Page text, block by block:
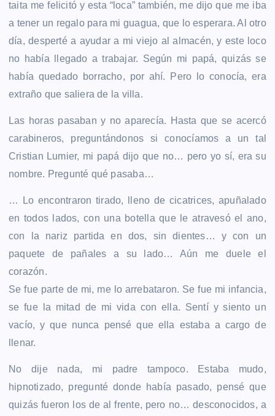
taita me felicitó y esta “loca” también, me dijo que me iba
a tener un regalo para mi guagua, que lo esperara. Al otro
día, desperté a ayudar a mi viejo al almacén, y este loco
no había llegado a trabajar. Según mi papá, quizás se
había quedado borracho, por ahí. Pero lo conocía, era
extraño que saliera de la villa.
Las horas pasaban y no aparecía. Hasta que se acercó
carabineros, preguntándonos si conocíamos a un tal
Cristian Lumier, mi papá dijo que no… pero yo sí, era su
nombre. Pregunté qué pasaba…
… Lo encontraron tirado, lleno de cicatrices, apuñalado
en todos lados, con una botella que le atravesó el ano,
con la nariz partida en dos, sin dientes… y con un
paquete de pañales a su lado… Aún me duele el
corazón.
Se fue parte de mi, me lo arrebataron. Se fue mi infancia,
se fue la mitad de mi vida con ella. Sentí y siento un
vacío, y que nunca pensé que ella estaba a cargo de
llenar.
No dije nada, mi padre tampoco. Estaba mudo,
hipnotizado, pregunté donde había pasado, pensé que
quizás fueron los de al frente, pero no… desconocidos, a